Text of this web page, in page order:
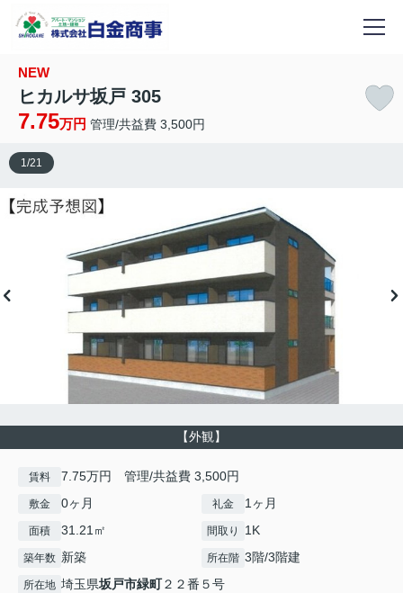
NEW
ヒカルサ坂戸 305
7.75万円 管理/共益費 3,500円
【外観】
1 /21
賃料 7.75万円 管理/共益費 3,500円
敷金 0ヶ月 礼金 1ヶ月
面積 31.21㎡ 間取り 1K
築年数 新築 所在階 3階/3階建
所在地 埼玉県坂戸市緑町２２番５号